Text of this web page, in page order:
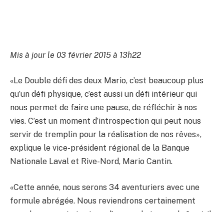
Mis à jour le 03 février 2015 à 13h22
«Le Double défi des deux Mario, c’est beaucoup plus
qu’un défi physique, c’est aussi un défi intérieur qui
nous permet de faire une pause, de réfléchir à nos
vies. C’est un moment d’introspection qui peut nous
servir de tremplin pour la réalisation de nos rêves»,
explique le vice-président régional de la Banque
Nationale Laval et Rive-Nord, Mario Cantin.
«Cette année, nous serons 34 aventuriers avec une
formule abrégée. Nous reviendrons certainement